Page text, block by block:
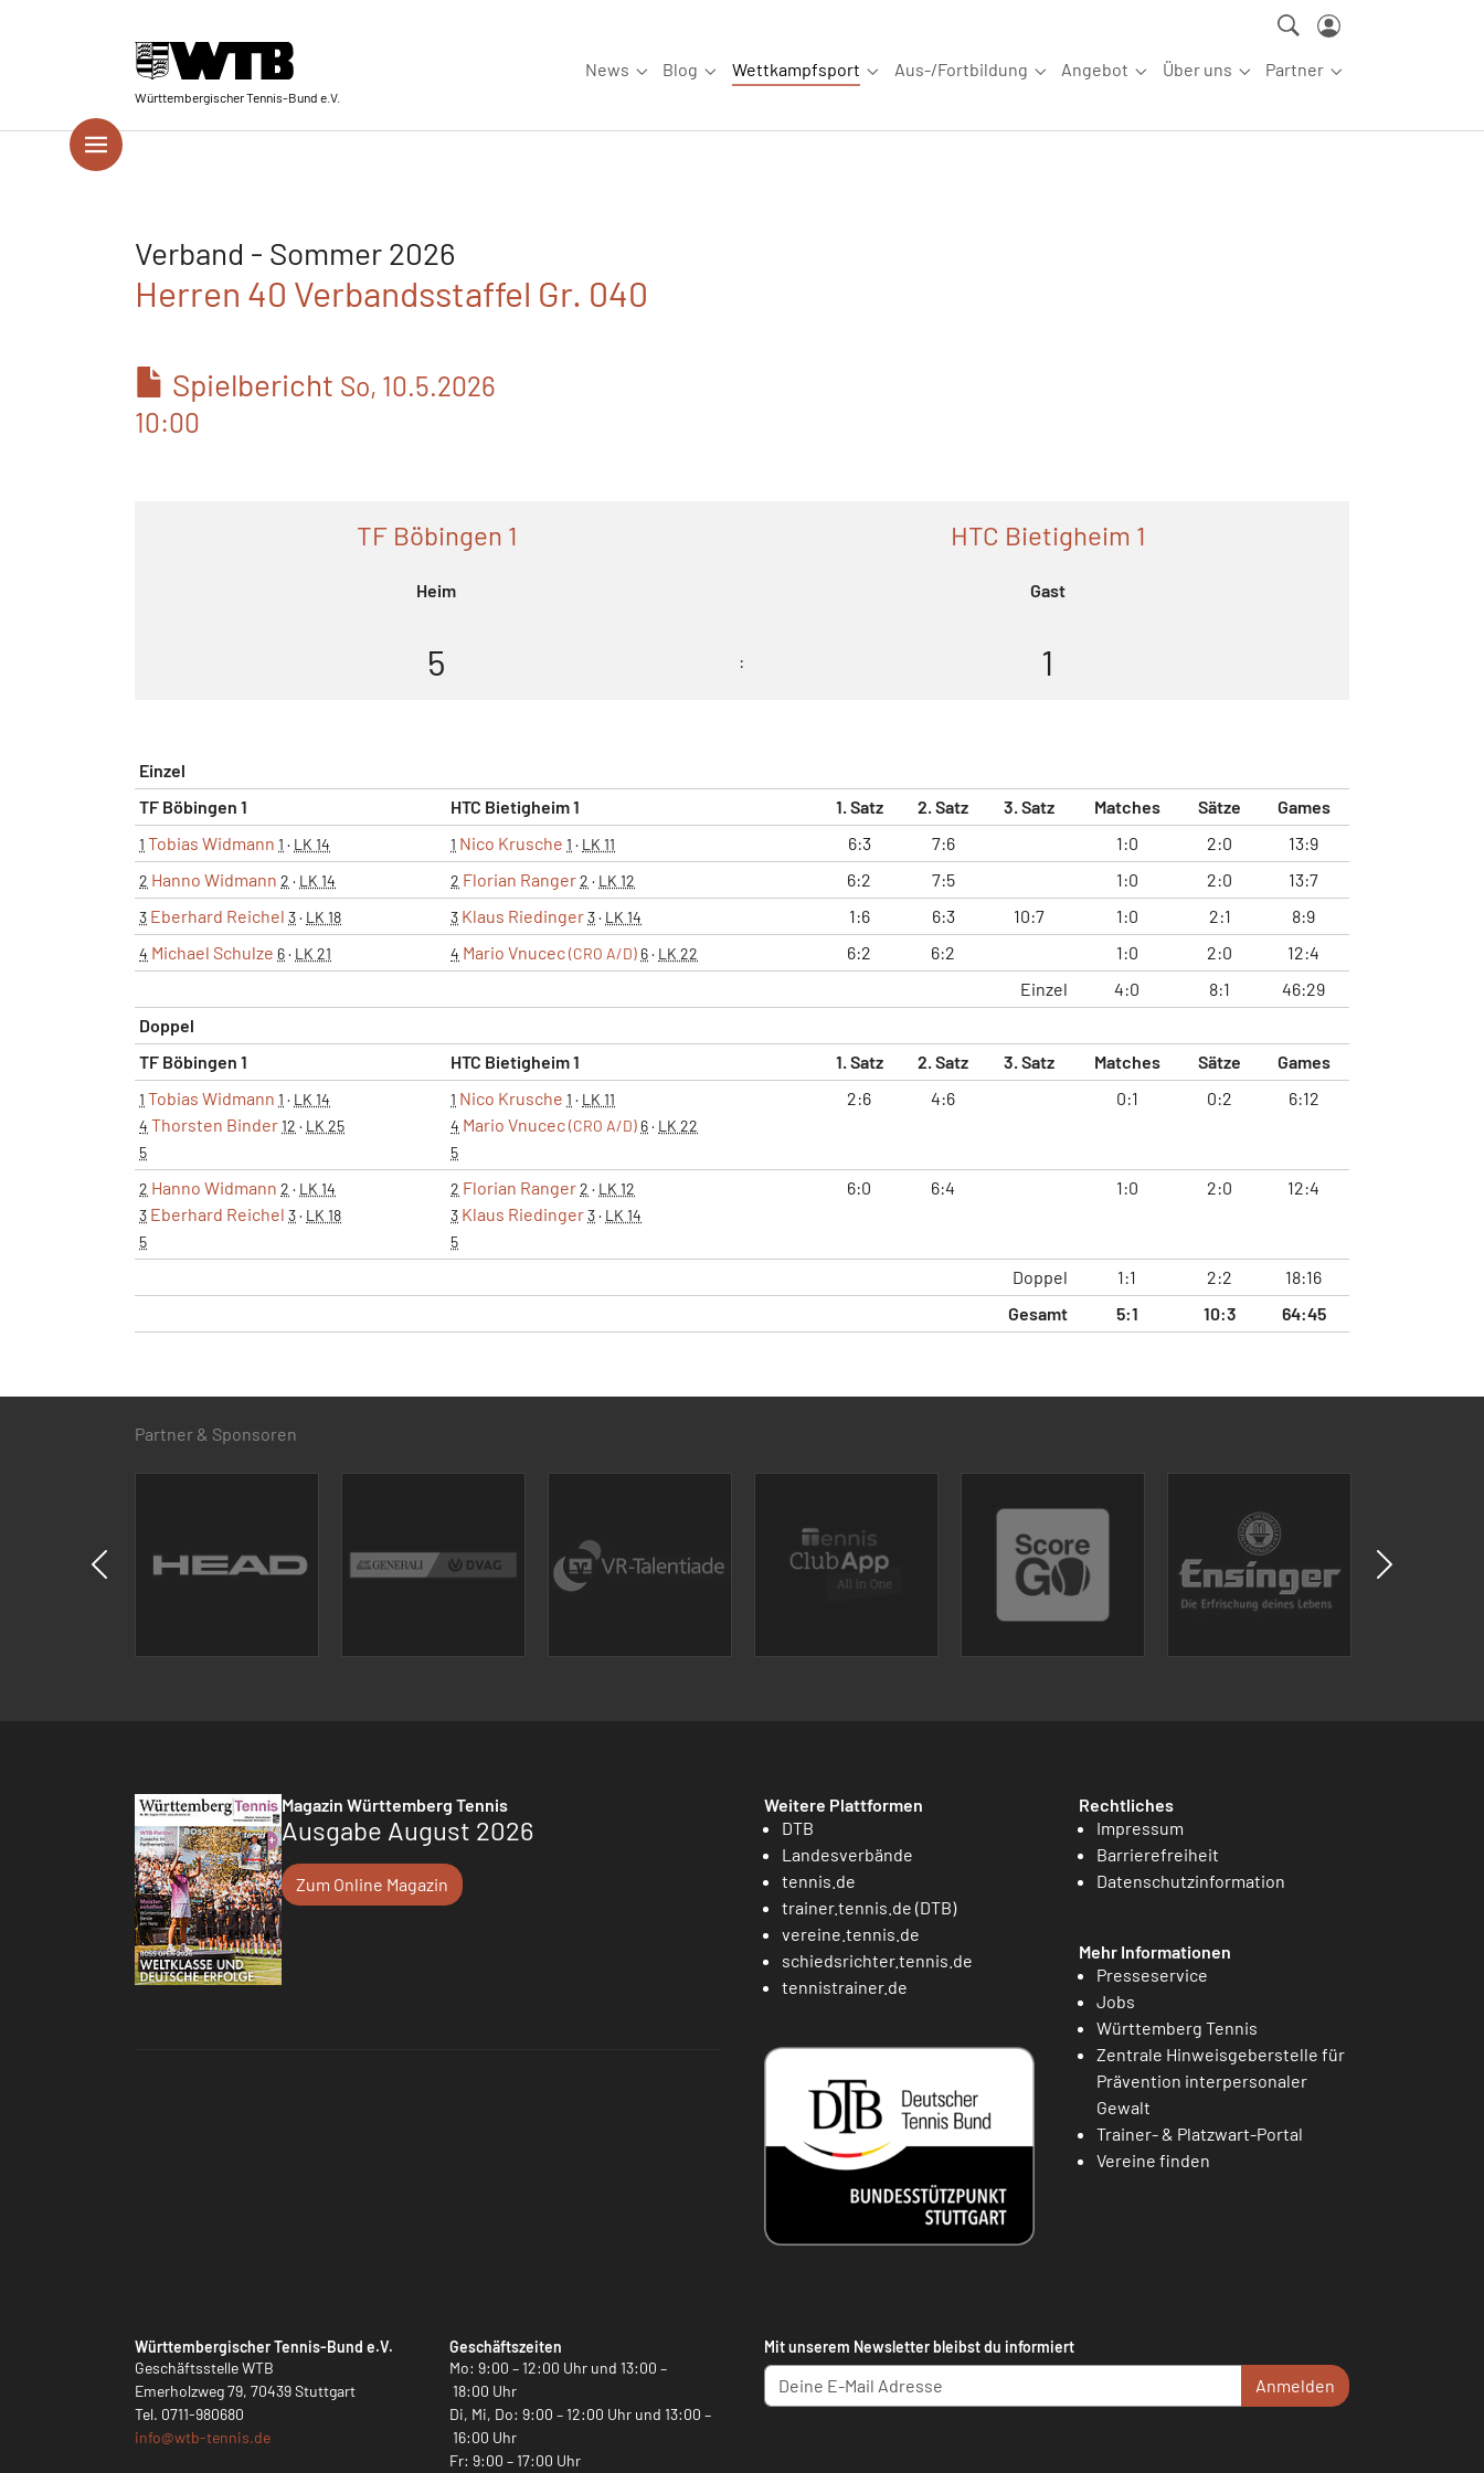
Württembergischer Tennis-Bund e.V.
News
Submenu for "News"
Blog
Submenu for "Blog"
Wettkampfsport
Submenu for "Wettkampfsport"
Aus-/Fortbildung
Submenu for "Aus-/Fortbildung"
Angebot
Submenu for "Angebot"
Über uns
Submenu for "Über uns"
Partner
Submenu for
Verband - Sommer 2026
Herren 40 Verbandsstaffel Gr. 040
Spielbericht So, 10.5.2026
10:00
TF Böbingen 1
Heim
HTC Bietigheim 1
Gast
5 : 1
Einzel
TF Böbingen 1
HTC Bietigheim 1 1. Satz 2. Satz 3. Satz Matches Sätze Games
1 Tobias Widmann 1 · LK 14 1 Nico Krusche 1 · LK 11 6:3 7:6 1:0 2:0 13:9
2 Hanno Widmann 2 · LK 14 2 Florian Ranger2 · LK 12 6:2 7:5 1:0 2:0 13:7
3 Eberhard Reichel 3· LK 18 3 Klaus Riedinger3· LK 14 1:6 6:3 10:7 1:0 2:1 8:9
4 Michael Schulze 6· LK 21 4 Mario Vnucec(CRO A/D) 6· LK 22 6:2 6:2 1:0 2:0
12:4
Einzel
4:0 8:1
46:29
Doppel
TF Böbingen 1
HTC Bietigheim 1 1. Satz 2. Satz 3. Satz Matches Sätze Games
1 Tobias Widmann 1 · LK 14
4 Thorsten Binder12 · LK 25
5
1 Nico Krusche 1 · LK 11
4 Mario Vnucec(CRO A/D) 6· LK 22
5
2:6 4:6 0:1 0:2 6:12
2 Hanno Widmann 2 · LK 14
3 Eberhard Reichel 3· LK 18
5
2 Florian Ranger2 · LK 12
3 Klaus Riedinger3· LK 14
5
6:0 6:4 1:0 2:0 12:4
Doppel 1:1 2:2
18:16
Gesamt
5:1 10:3 64:45
Partner & Sponsoren
Magazin Württemberg Tennis
Ausgabe August 2026
Zum Online Magazin
Weitere Plattformen
DTB
Landesverbände
tennis.de
trainer.tennis.de (DTB)
vereine.tennis.de
schiedsrichter.tennis.de
tennistrainer.de
Rechtliches
Impressum
Barrierefreiheit
Datenschutzinformation
Mehr Informationen
Presseservice
Jobs
Württemberg Tennis
Zentrale Hinweisgeberstelle für
Prävention interpersonaler
Gewalt
Trainer- & Platzwart-Portal
Vereine finden
Württembergischer Tennis-Bund e.V.
Geschäftsstelle WTB
Emerholzweg 79, 70439 Stuttgart
Tel. 0711-980680
info@wtb-tennis.de
Geschäftszeiten
Mo: 9:00 – 12:00 Uhr und 13:00 –
18:00 Uhr
Di, Mi, Do: 9:00 – 12:00 Uhr und 13:00 –
16:00 Uhr
Fr: 9:00 – 17:00 Uhr
Mit unserem Newsletter bleibst du informiert
Anmelden